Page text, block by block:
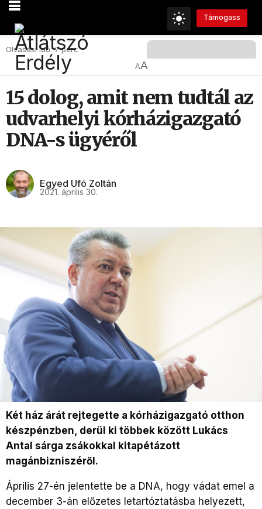
Támogass
Olvasási Idő: 7 perc
AA
15 dolog, amit nem tudtál az
udvarhelyi kórházigazgató
DNA-s ügyéről
Egyed Ufó Zoltán
2021. április 30.
Két ház árát rejtegette a kórházigazgató otthon
készpénzben, derül ki többek között Lukács
Antal sárga zsákokkal kitapétázott
magánbizniszéről.
Április 27-én jelentette be a DNA, hogy vádat emel a
december 3-án előzetes letartóztatásba helyezett,